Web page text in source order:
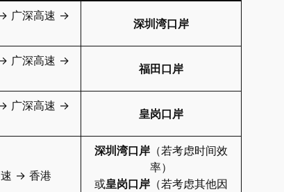
广深高速 →
深圳湾口岸
广深高速 →
福田口岸
广深高速 →
皇岗口岸
→ 香港
深圳湾口岸 （若考虑时间效
率）
或皇岗口岸 （若考虑其他因